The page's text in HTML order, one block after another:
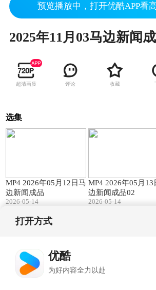
预览播放中，打开优酷APP看
超清画质 评论 收藏
选集
MP4 2026年05月12日马
边新闻成品
2026-05-14
MP4 2026年05月13
边新闻成品02
2026-05-14
打开方式
优酷
为好内容全力以赴